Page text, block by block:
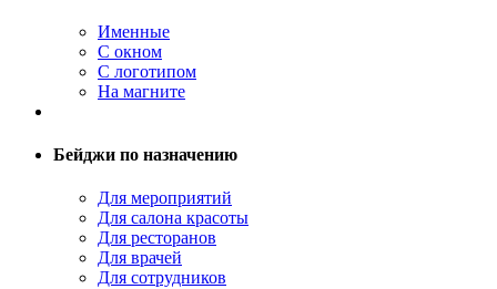
Именные
С окном
С логотипом
На магните
Бейджи по назначению
Для мероприятий
Для салона красоты
Для ресторанов
Для врачей
Для сотрудников